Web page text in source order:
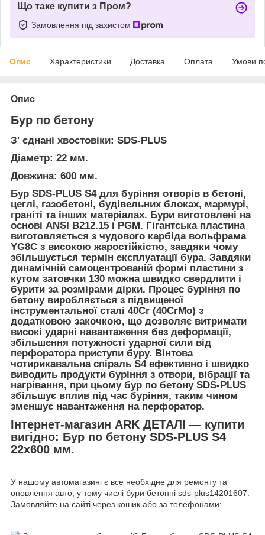
Що таке купити з Пром?
Замовлення під захистом
Опис Характеристики Доставка Оплата Умови
Опис
Бур по бетону
З' єднані хвостовіки: SDS-PLUS
Діаметр: 22 мм.
Довжина: 600 мм.
Бур SDS-PLUS S4 для буріння отворів в бетоні,
цеглі, газобетоні, будівельних блоках, мармурі,
граніті та інших матеріалах. Бури виготовлені на
основі ANSI B212.15 і PGM. Гігантська пластина
виготовляється з чудового карбіда вольфрама
YG8C з високою жаростійкістю, завдяки чому
збільшується термін експлуатації бура. Завдяки
динамічній самоцентрованій формі пластини з
кутом затовчки 130 можна швидко свердлити і
бурити за розмірами дірки. Процес буріння по
бетону виробляється з підвищеної
інструментальної сталі 40Cr (40CrMo) з
додатковою закочкою, що дозволяє витримати
високі ударні навантаження без деформації,
збільшення потужності ударної сили від
перфоратора приступи буру. Вінтова
чотирикавальна спіраль S4 ефективно і швидко
виводить продукти буріння з отвори, вібрації та
нагрівання, при цьому бур по бетону SDS-PLUS
збільшує вплив під час буріння, таким чином
зменшує навантаження на перфоратор.
Інтернет-магазин ARK ДЕТАЛІ — купити
вигідно: Бур по бетону SDS-PLUS S4
22x600 мм.
У нашому автомагазині є все необхідне для ремонту та
оновлення авто, у тому числі бури бетонні sds-plus14201607.
Замовляйте на сайті через кошик або за телефонами: